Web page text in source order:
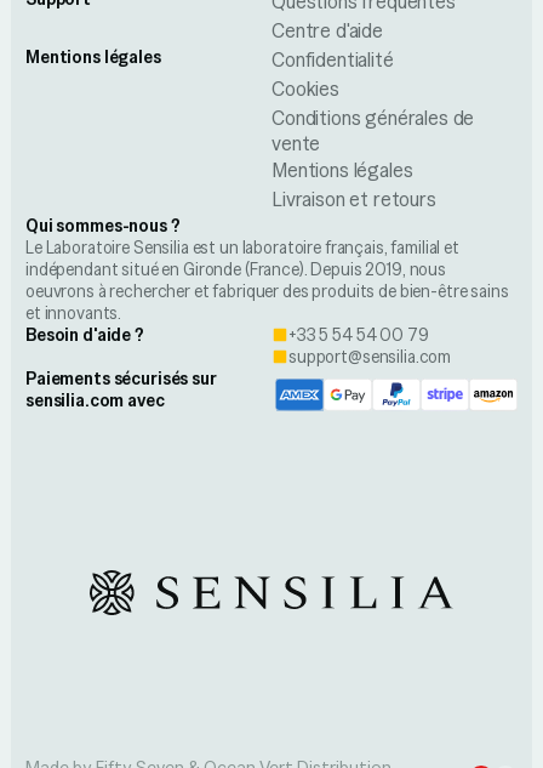
Centre d'aide
Mentions légales
Confidentialité
Cookies
Conditions générales de
vente
Mentions légales
Livraison et retours
Qui sommes-nous ?
Le Laboratoire Sensilia est un laboratoire français, familial et
indépendant situé en Gironde (France). Depuis 2019, nous
oeuvrons à rechercher et fabriquer des produits de bien-être sains
et innovants.
Besoin d'aide ?
+33 5 54 54 00 79
support@sensilia.com
Paiements sécurisés sur
sensilia.com avec